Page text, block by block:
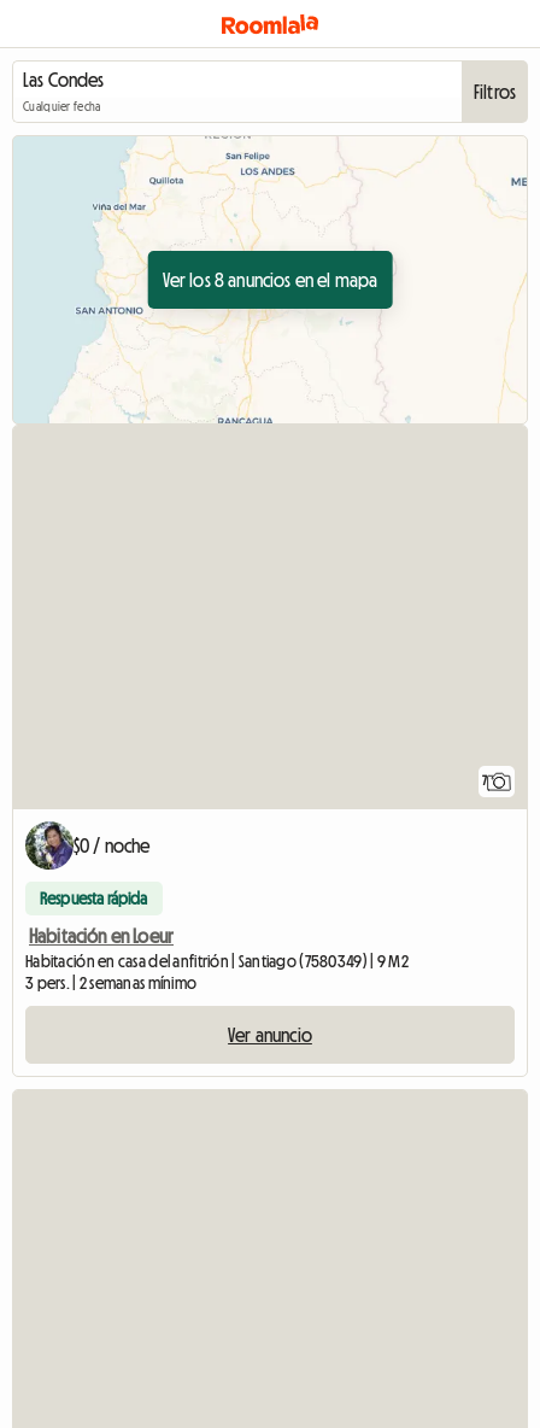
Cualquier fecha
Filtros
Ver los 8 anuncios en el mapa
7
$0 / noche
Respuesta rápida
Habitación en Loeur
Habitación en casa del anfitrión | Santiago (7580349) | 9 M2
3 pers. | 2 semanas mínimo
Ver anuncio